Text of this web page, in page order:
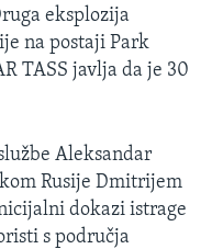
eksplozija
na postaji Park
TASS javlja da je 30
Aleksandar
Rusije Dmitrijem
dokazi istrage
s područja